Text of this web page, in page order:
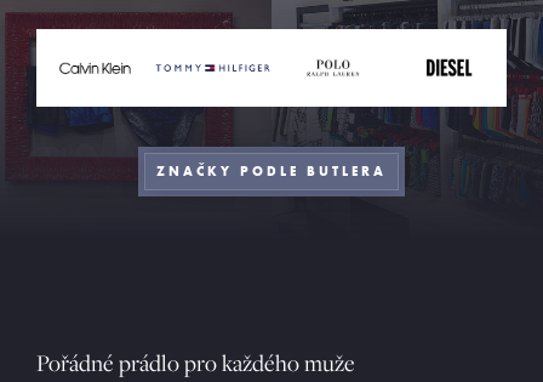
ZNAČKY PODLE BUTLERA
Pořádné prádlo pro každého muže